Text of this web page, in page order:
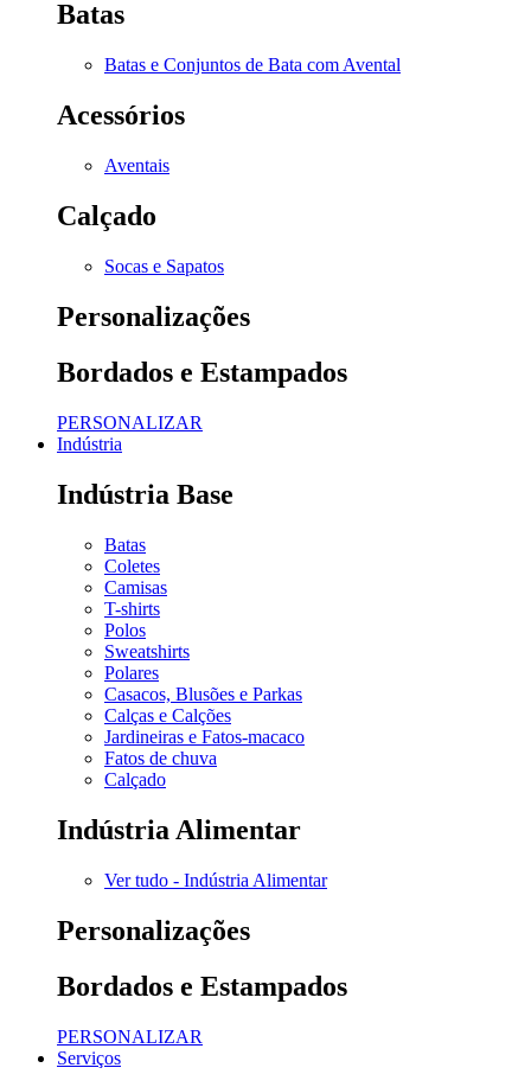
Batas
Batas e Conjuntos de Bata com Avental
Acessórios
Aventais
Calçado
Socas e Sapatos
Personalizações
Bordados e Estampados
PERSONALIZAR
Indústria
Indústria Base
Batas
Coletes
Camisas
T-shirts
Polos
Sweatshirts
Polares
Casacos, Blusões e Parkas
Calças e Calções
Jardineiras e Fatos-macaco
Fatos de chuva
Calçado
Indústria Alimentar
Ver tudo - Indústria Alimentar
Personalizações
Bordados e Estampados
PERSONALIZAR
Serviços